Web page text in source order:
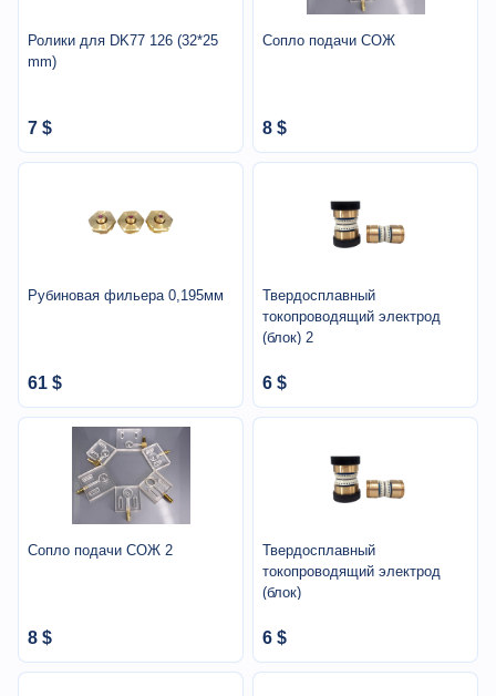
Ролики для DK77 126 (32*25
mm)
7 $
Рубиновая фильера 0,195мм
61 $
Сопло подачи СОЖ 2
8 $
Сопло подачи СОЖ
8 $
Твердосплавный
токопроводящий электрод
(блок) 2
6 $
Твердосплавный
токопроводящий электрод
(блок)
6 $